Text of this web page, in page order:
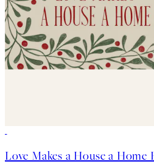
Love Makes a House a Home